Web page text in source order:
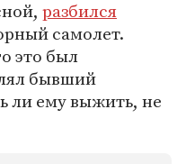
разбился
самолет.
это был
бывший
ли ему выжить, не